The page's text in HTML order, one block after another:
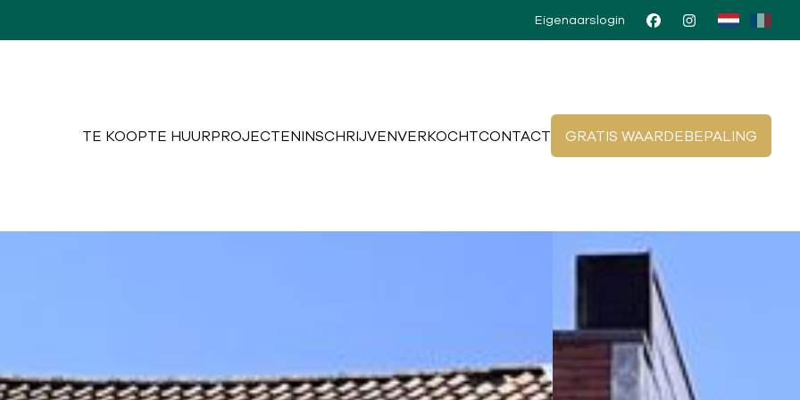
Eigenaarslogin
TE KOOPTE HUURPROJECTENINSCHRIJVENVERKOCHTCONTACT GRATIS WAARDEBEPALING